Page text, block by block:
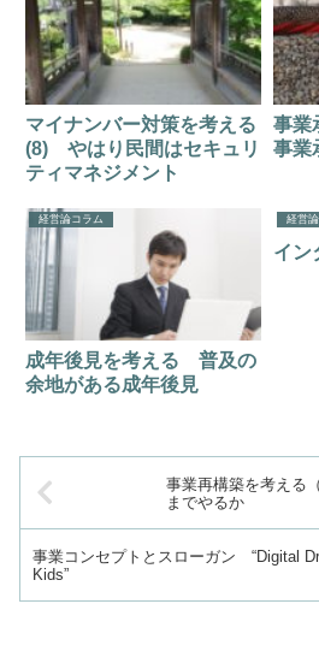
マイナンバー対策を考える
(8) やはり民間はセキュリ
ティマネジメント
事業
事業
経営論コラム
成年後見を考える 普及の
余地がある成年後見
経営
イン
事業再構築を考え
までやるか
事業コンセプトとスローガン “Digital
Kids”